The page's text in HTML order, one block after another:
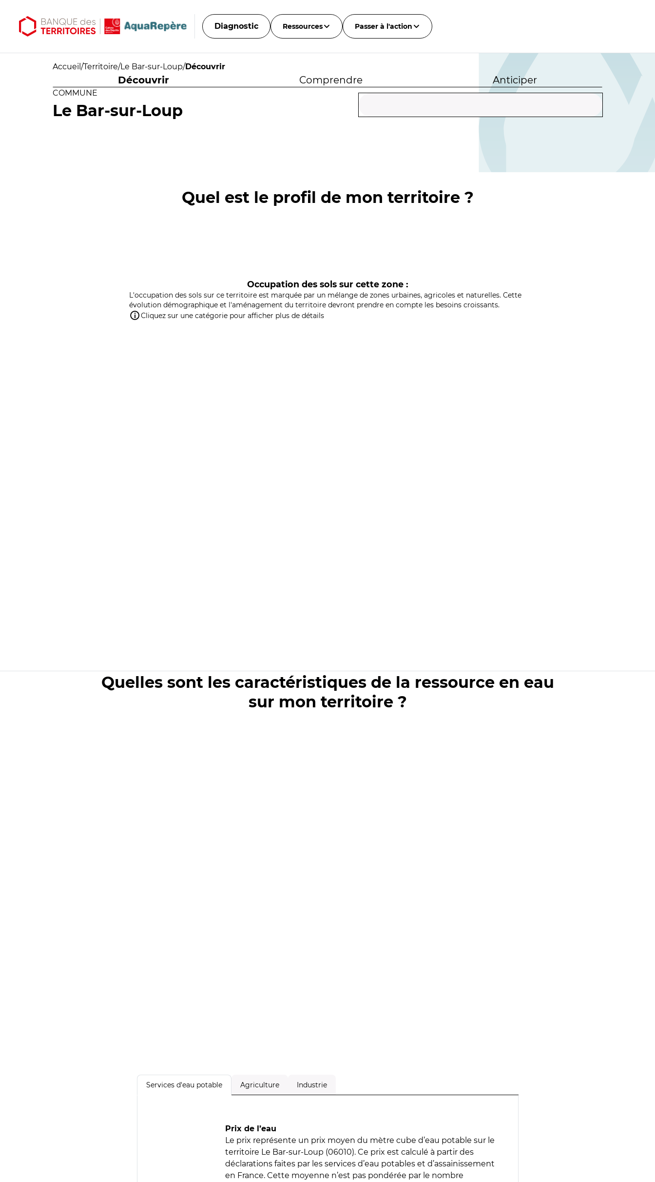
Diagnostic Ressources Passer à l'action
Accueil /Territoire/Le Bar-sur-Loup/Découvrir
Découvrir Comprendre Anticiper
COMMUNE
Le Bar-sur-Loup
Quel est le profil de mon territoire ?
Occupation des sols sur cette zone :
L'occupation des sols sur ce territoire est marquée par un mélange de zones urbaines, agricoles et naturelles. Cette
évolution démographique et l'aménagement du territoire devront prendre en compte les besoins croissants.
Cliquez sur une catégorie pour afficher plus de détails
Quelles sont les caractéristiques de la ressource en eau
sur mon territoire ?
Services d'eau potable Agriculture Industrie
Prix de l’eau
Le prix représente un prix moyen du mètre cube d’eau potable sur le
territoire Le Bar-sur-Loup (06010). Ce prix est calculé à partir des
déclarations faites par les services d’eau potables et d’assainissement
en France. Cette moyenne n’est pas pondérée par le nombre